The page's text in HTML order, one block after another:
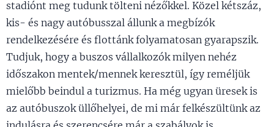
stadiónt meg tudunk tölteni nézőkkel. Közel kétszáz,
kis- és nagy autóbusszal állunk a megbízók
rendelkezésére és flottánk folyamatosan gyarapszik.
Tudjuk, hogy a buszos vállalkozók milyen nehéz
időszakon mentek/mennek keresztül, így reméljük
mielőbb beindul a turizmus. Ha még ugyan üresek is
az autóbuszok üllőhelyei, de mi már felkészültünk az